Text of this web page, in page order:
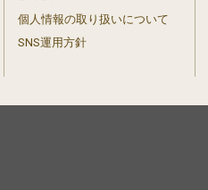
個人情報の取り扱いについて
SNS運用方針